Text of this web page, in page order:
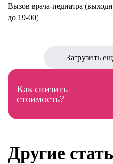
Вызов врача-педиатра
до 19-00)
Загрузить
Как снизить
стоимость?
Другие